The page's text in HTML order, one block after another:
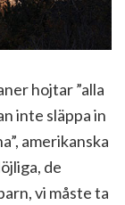
hojtar ”alla
inte släppa in
amerikanska
de
vi måste ta